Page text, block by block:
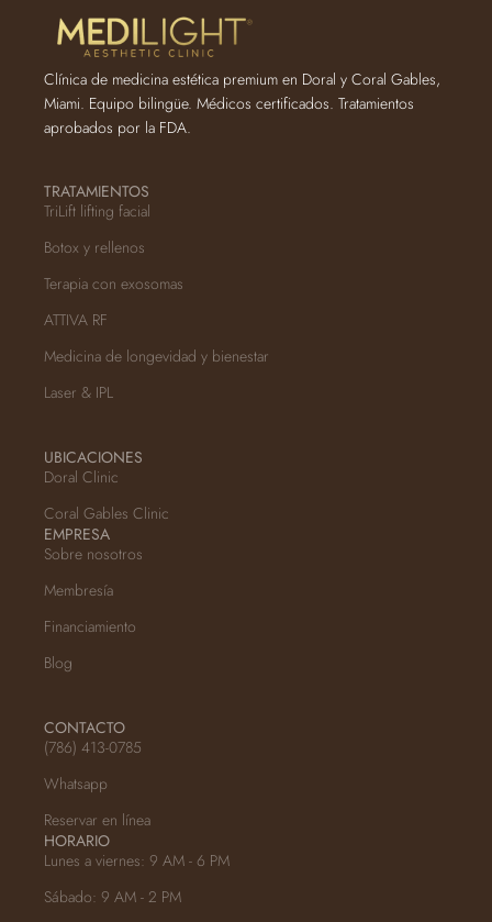
Clínica de medicina estética premium en Doral y Coral Gables,
Miami. Equipo bilingüe. Médicos certificados. Tratamientos
aprobados por la FDA.
TRATAMIENTOS
TriLift lifting facial
Botox y rellenos
Terapia con exosomas
ATTIVA RF
Medicina de longevidad y bienestar
Laser & IPL
UBICACIONES
Doral Clinic
Coral Gables Clinic
EMPRESA
Sobre nosotros
Membresía
Financiamiento
Blog
CONTACTO
(786) 413-0785
Whatsapp
Reservar en línea
HORARIO
Lunes a viernes: 9 AM - 6 PM
Sábado: 9 AM - 2 PM